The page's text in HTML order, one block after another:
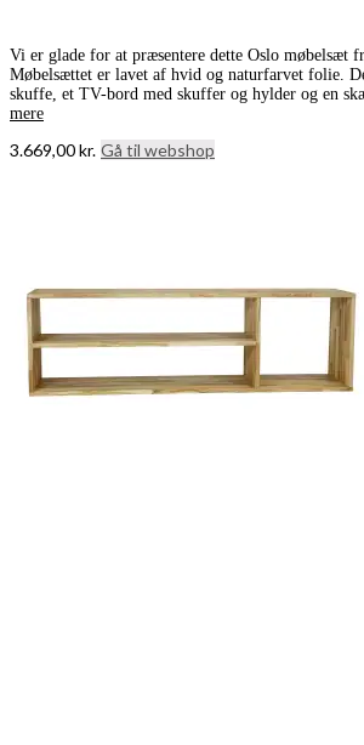
Vi er glade for at præsentere dette Oslo møbelsæt
Møbelsættet er lavet af hvid og naturfarvet folie.
skuffe, et TV-bord med skuffer og hylder og en
mere
3.669,00kr. Gå til webshop